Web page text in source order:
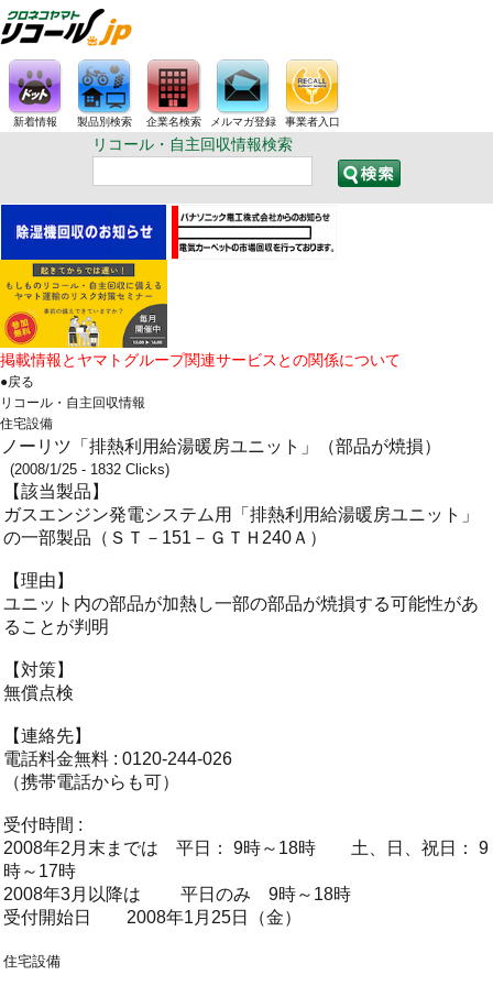
新着情報 製品別検索 企業名検索 メルマガ登録 事業者入口
リコール・自主回収情報検索
掲載情報とヤマトグループ関連サービスとの関係について
●戻る
リコール・自主回収情報
住宅設備
ノーリツ「排熱利用給湯暖房ユニット」（部品が焼損）
(2008/1/25 - 1832 Clicks)
【該当製品】
ガスエンジン発電システム用「排熱利用給湯暖房ユニット」
の一部製品（ＳＴ－151－ＧＴＨ240Ａ）
【理由】
ユニット内の部品が加熱し一部の部品が焼損する可能性があ
ることが判明
【対策】
無償点検
【連絡先】
電話料金無料 : 0120-244-026
（携帯電話からも可）
受付時間 :
2008年2月末までは 平日： 9時～18時 土、日、祝日： 9
時～17時
2008年3月以降は 平日のみ 9時～18時
受付開始日 2008年1月25日（金）
住宅設備